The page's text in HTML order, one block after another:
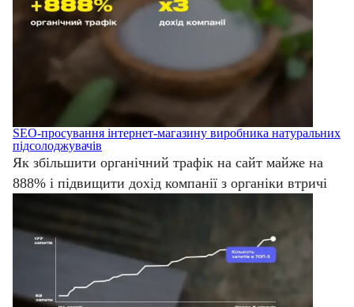
SEO-просування інтернет-магазину виробника натуральних
підсолоджувачів
Як збільшити органічний трафік на сайт майже на
888% і підвищити дохід компанії з органіки втричі